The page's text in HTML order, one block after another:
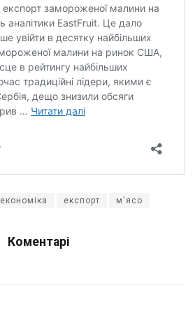
економіка експорт м'ясо
Коментарі